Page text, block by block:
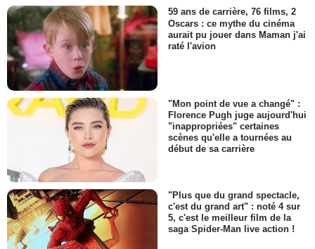
59 ans de carrière, 76 films, 2
Oscars : ce mythe du cinéma
aurait pu jouer dans Maman j'ai
raté l'avion
"Mon point de vue a changé" :
Florence Pugh juge aujourd'hui
"inappropriées" certaines
scènes qu'elle a tournées au
début de sa carrière
"Plus que du grand spectacle,
c'est du grand art" : noté 4 sur
5, c'est le meilleur film de la
saga Spider-Man live action !